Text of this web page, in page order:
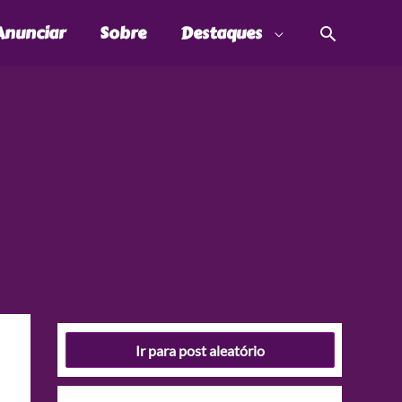
Sobre Destaques
Ir para post aleatório